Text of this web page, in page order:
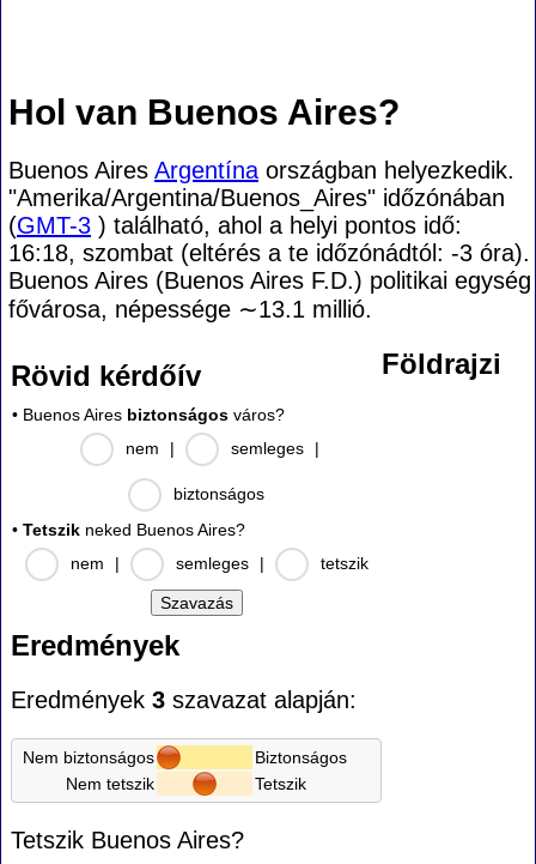
Hol van Buenos Aires?
Buenos Aires Argentína országban helyezkedik.
"Amerika/Argentina/Buenos_Aires" időzónában
(GMT-3 ) található, ahol a helyi pontos idő:
16:18, szombat (eltérés a te időzónádtól: -3 óra).
Buenos Aires (Buenos Aires F.D.) politikai egység
fővárosa, népessége ∼13.1 millió.
Rövid kérdőív
• Buenos Aires biztonságos város?
nem
| semleges |
biztonságos
• Tetszik neked Buenos Aires?
nem
| semleges | tetszik
Eredmények
Eredmények 3 szavazat alapján:
Nem biztonságos
Biztonságos
Nem tetszik
Tetszik
Tetszik Buenos Aires?
Földrajzi